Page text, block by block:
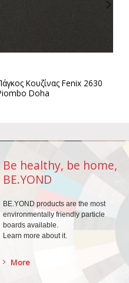
Κουζίνας Fenix 2630
Doha
Be healthy, be home,
BE.YOND
BE.YOND products are the most
environmentally friendly particle
boards available.
Learn more about it.
More